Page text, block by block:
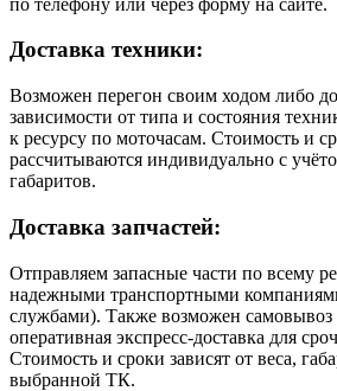
Доставка техники:
Возможен перегон своим ходом либо
зависимости от типа и состояния
к ресурсу по моточасам. Стоимость и
рассчитываются индивидуально с
габаритов.
Доставка запчастей:
Отправляем запасные части по всему
надежными транспортными
службами). Также возможен самовывоз
оперативная экспресс-доставка для
Стоимость и сроки зависят от веса,
выбранной ТК.